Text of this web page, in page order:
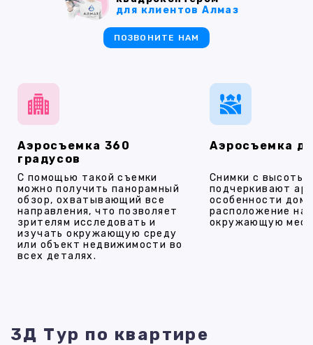
Аэросъемка 360
градусов
С помощью такой съемки
можно получить панорамный
обзор, охватывающий все
направления, что позволяет
зрителям исследовать и
изучать окружающую среду
или объект недвижимости во
всех деталях.
Аэросъемка
Снимки с высоты
подчеркивают
особенности
расположение на
окружающую
для клиентов Алмаз
ПОЗВОНИТЕ НАМ
3Д Тур по квартире